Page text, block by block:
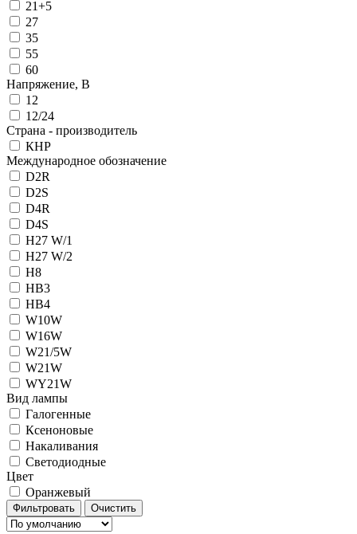
21+5
27
35
55
60
Напряжение, В
12
12/24
Страна - производитель
КНР
Международное обозначение
D2R
D2S
D4R
D4S
H27 W/1
H27 W/2
H8
HB3
HB4
W10W
W16W
W21/5W
W21W
WY21W
Вид лампы
Галогенные
Ксеноновые
Накаливания
Светодиодные
Цвет
Оранжевый
Фильтровать Очистить